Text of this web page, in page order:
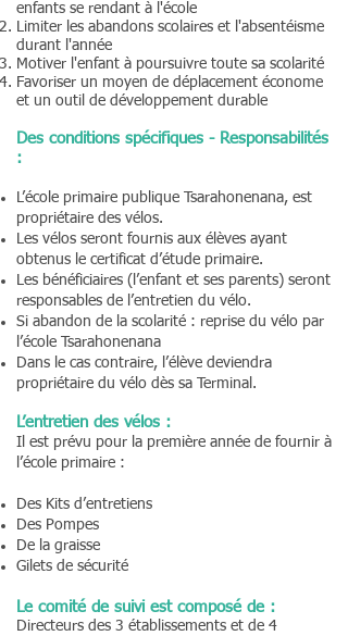
enfants se rendant à l'école
Limiter les abandons scolaires et l'absentéisme
durant l'année
Motiver l'enfant à poursuivre toute sa scolarité
Favoriser un moyen de déplacement économe
et un outil de développement durable
Des conditions spécifiques - Responsabilités
:
L’école primaire publique Tsarahonenana, est
propriétaire des vélos.
Les vélos seront fournis aux élèves ayant
obtenus le certificat d’étude primaire.
Les bénéficiaires (l’enfant et ses parents) seront
responsables de l’entretien du vélo.
Si abandon de la scolarité : reprise du vélo par
l’école Tsarahonenana
Dans le cas contraire, l’élève deviendra
propriétaire du vélo dès sa Terminal.
L’entretien des vélos :
Il est prévu pour la première année de fournir à
l’école primaire :
Des Kits d’entretiens
Des Pompes
De la graisse
Gilets de sécurité
Le comité de suivi est composé de :
Directeurs des 3 établissements et de 4